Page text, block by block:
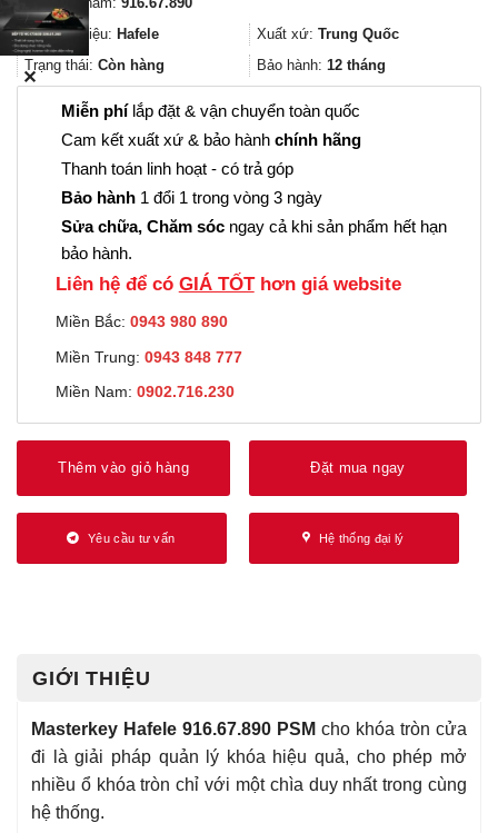
2.087.000₫.là:
1.565.000₫.
Thương hiệu: Hafele Xuất xứ: Trung Quốc
Trạng thái: Còn hàng Bảo hành: 12 tháng
Miễn phílắp đặt & vận chuyển toàn quốc
Cam kết xuất xứ & bảo hành chính hãng
Thanh toán linh hoạt - có trả góp
Bảo hành 1 đổi 1 trong vòng 3 ngày
Sửa chữa, Chăm sóc ngay cả khi sản phẩm hết hạn
bảo hành.
Liên hệ để có GIÁ TỐThơn giá website
Miền Bắc: 0943 980 890
Miền Trung: 0943 848 777
Miền Nam: 0902.716.230
Thêm vào giỏ hàng Đặt mua ngay
Yêu cầu tư vấn Hệ thống đại lý
GIỚI THIỆU
Masterkey Hafele 916.67.890 PSM cho khóa tròn cửa
đi là giải pháp quản lý khóa hiệu quả, cho phép mở
nhiều ổ khóa tròn chỉ với một chìa duy nhất trong cùng
hệ thống.
✕